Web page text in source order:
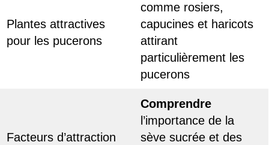
Plantes attractives
pour les pucerons
comme rosiers,
capucines et haricots
attirant
particulièrement les
pucerons
Facteurs d’attraction
Comprendre
l’importance de la
sève sucrée et des